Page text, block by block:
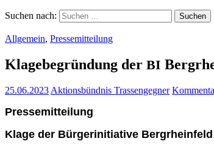
Suchen nach:
Allgemein, Pressemitteilung
Kla­ge­be­grün­dung der BI
25.06.2023 Aktionsbündnis Trassengegner
Pres­se­mit­tei­lung
Kla­ge der Bür­ger­initia­ti­ve